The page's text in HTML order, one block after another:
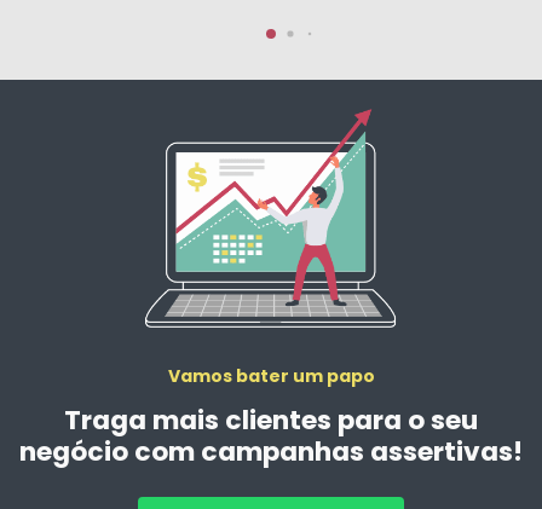
Vamos bater um papo
Traga mais clientes para o seu
negócio com campanhas assertivas!